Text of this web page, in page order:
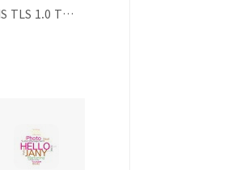
Windows IIS TLS 1.0 TLS 1.1 비활성화